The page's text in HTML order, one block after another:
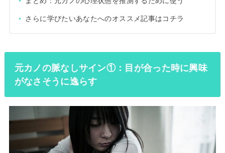
さらに学びたいあなたへのオススメ記事はコチラ
元カノの脈なしサイン①：目が合った時に興味
がなさそうに逸らす